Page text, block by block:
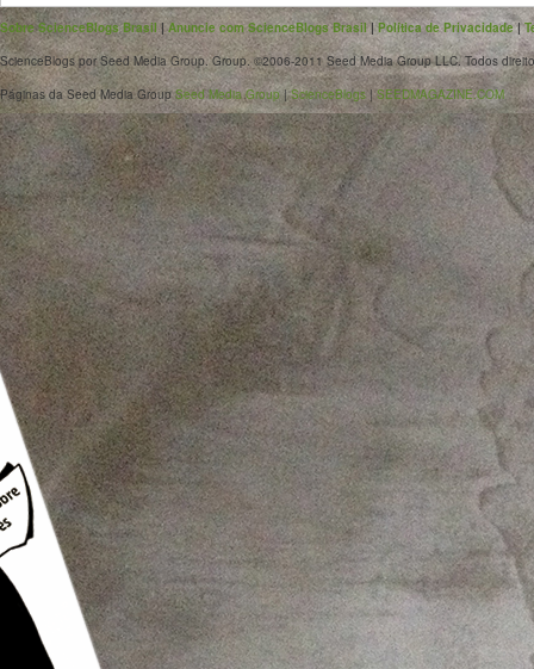
Sobre ScienceBlogs Brasil|Anuncie com ScienceBlogs Brasil|Política de Privacidade|
ScienceBlogs por Seed Media Group. Group. ©2006-2011 Seed Media Group LLC. Todos
Páginas da Seed Media GroupSeed Media Group|ScienceBlogs|SEEDMAGAZINE.COM